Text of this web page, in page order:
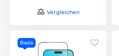
Vergleichen
Basis